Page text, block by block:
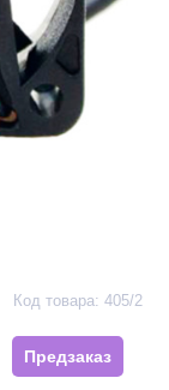
Код товара: 405/2
Предзаказ